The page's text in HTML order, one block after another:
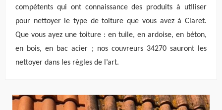
compétents qui ont connaissance des produits à utiliser
pour nettoyer le type de toiture que vous avez à Claret.
Que vous ayez une toiture : en tuile, en ardoise, en béton,
en bois, en bac acier ; nos couvreurs 34270 sauront les
nettoyer dans les règles de l’art.